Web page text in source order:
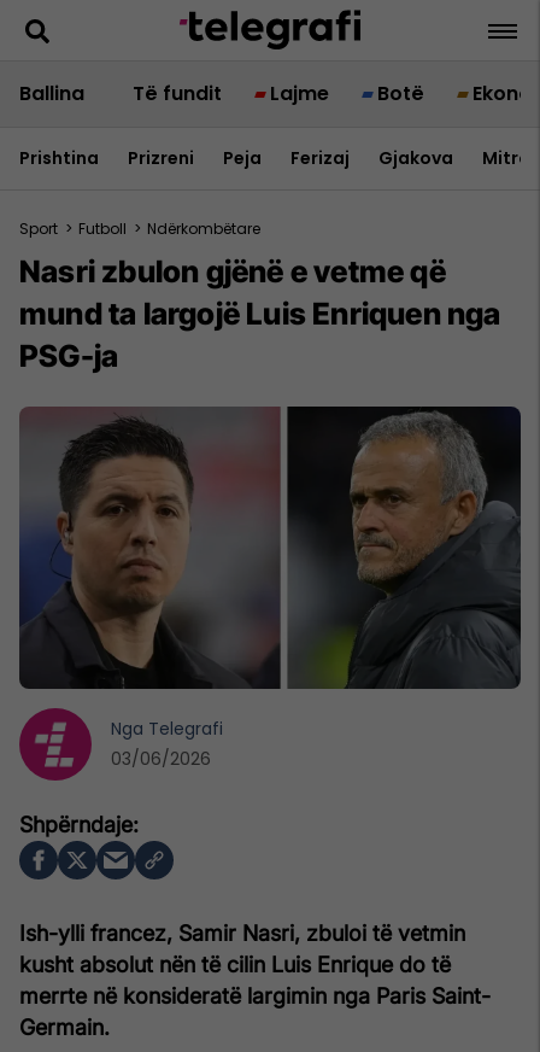
Ballina Të fundit Lajme Botë
Prishtina Prizreni Peja Ferizaj Gjakova
Sport > Futboll > Ndërkombëtare
Nasri zbulon gjënë e vetme që
mund ta largojë Luis Enriquen nga
PSG-ja
Ish-ylli francez, Samir Nasri, zbuloi të vetmin
kusht absolut nën të cilin Luis Enrique do të
merrte në konsideratë largimin nga Paris Saint-
Germain.
Nga Telegrafi
03/06/2026